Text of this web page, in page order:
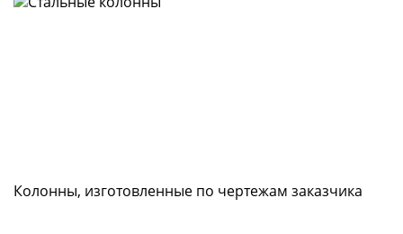
Колонны, изготовленные по чертежам заказчика